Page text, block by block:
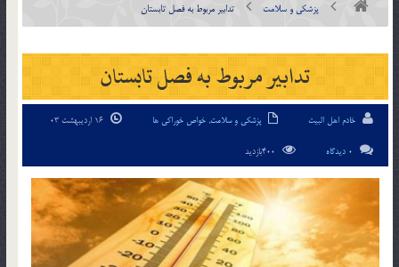
پزشکی و سلامت تدابیر مربوط به فصل تابستان
تدابیر مربوط به فصل تابستان
خادم اهل البیت پزشکی و سلامت, خواص خوراکی ها
0 دیدگاه